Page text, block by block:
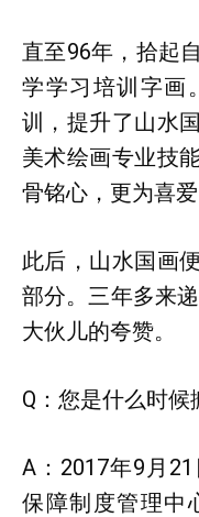
直至96年，拾起
学学习培训字画
训，提升了山水
美术绘画专业技
骨铭心，更为喜爱
此后，山水国画
部分。三年多来
大伙儿的夸赞。
Q：您是什么时候
A：2017年9月
保障制度管理中